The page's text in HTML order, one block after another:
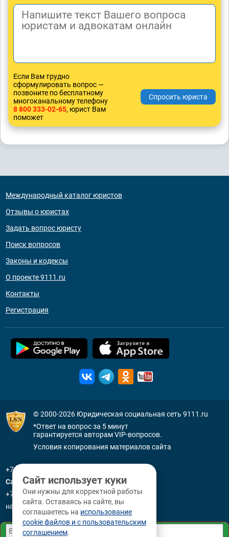
Если Вам трудно
сформулировать вопрос —
позвоните по бесплатному
многоканальному телефону
8 800 333-02-65, юрист Вам
поможет
Международный каталог юристов
Отзывы о юристах
Задать вопрос юристу
Поиск вопросов
Законы и кодексы
О проекте 9111.ru
Контакты
Регистрация
© 2000-2026 Юридическая социальная сеть 9111.ru
*Ответ на вопрос за 5 минут
гарантируется авторам VIP-вопросов.
Условия копирования материалов сайта
+7 (800) 505-91-11
Санкт-Петербург
+7 (812) 336-92-64
наб. р. Фонтанки, д. 59
Сайт использует куки
Они нужны для корректной работы
сайта. Оставаясь на сайте, вы
соглашаетесь на использование
cookie файлов и с пользовательским
соглашением.